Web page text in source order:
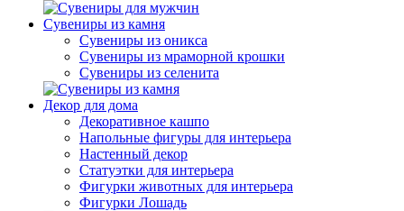
Сувениры из камня
Сувениры из оникса
Сувениры из мраморной крошки
Сувениры из селенита
Декор для дома
Декоративное кашпо
Напольные фигуры для интерьера
Настенный декор
Статуэтки для интерьера
Фигурки животных для интерьера
Фигурки Лошадь